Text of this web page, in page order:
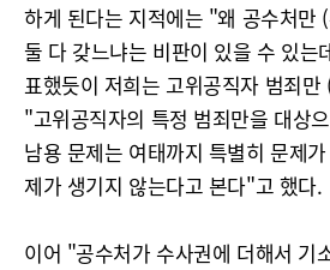
하게 된다는 지적에는 "왜 공수처만
둘 다 갖느냐는 비판이 있을 수 있는
표했듯이 저희는 고위공직자 범죄
"고위공직자의 특정 범죄만을 대상
남용 문제는 여태까지 특별히 문제
제가 생기지 않는다고 본다"고 했다.
이어 "공수처가 수사권에 더해서 기